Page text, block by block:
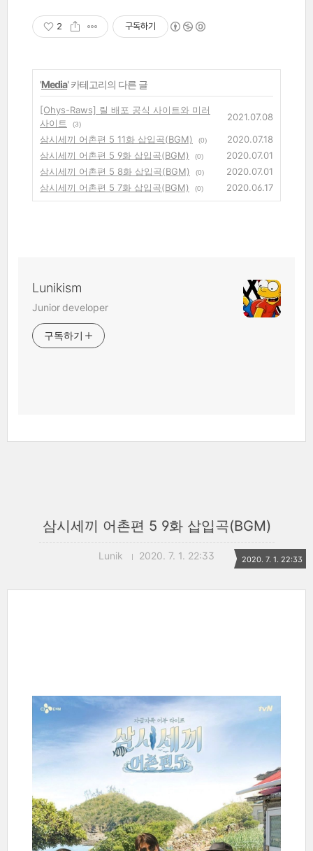
2 구독하기
'Media' 카테고리의 다른 글
[Ohys-Raws] 릴 배포 공식 사이트와 미러
사이트
(3)
2021.07.08
삼시세끼 어촌편 5 11화 삽입곡(BGM)
(0)
2020.07.18
삼시세끼 어촌편 5 9화 삽입곡(BGM)
(0)
2020.07.01
삼시세끼 어촌편 5 8화 삽입곡(BGM)
(0)
2020.07.01
삼시세끼 어촌편 5 7화 삽입곡(BGM)
(0) 2020.06.17
Lunikism
Junior developer
구독하기
삼시세끼 어촌편 5 9화 삽입곡(BGM)
Lunik 2020. 7. 1. 22:33 2020. 7. 1. 22:33